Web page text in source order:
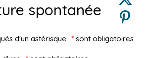
Pinterest
spontanée
d'un astérisque * sont obligatoires.